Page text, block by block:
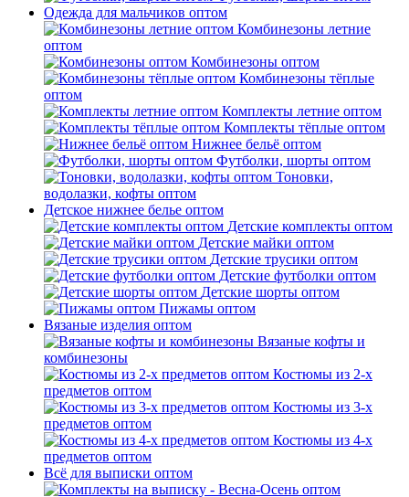
Одежда для мальчиков оптом
Комбинезоны летние
оптом
Комбинезоны оптом
Комбинезоны тёплые
оптом
Комплекты летние оптом
Комплекты тёплые оптом
Нижнее бельё оптом
Футболки, шорты оптом
Тоновки,
водолазки, кофты оптом
Детское нижнее белье оптом
Детские комплекты оптом
Детские майки оптом
Детские трусики оптом
Детские футболки оптом
Детские шорты оптом
Пижамы оптом
Вязаные изделия оптом
Вязаные кофты и
комбинезоны
Костюмы из 2-х
предметов оптом
Костюмы из 3-х
предметов оптом
Костюмы из 4-х
предметов оптом
Всё для выписки оптом